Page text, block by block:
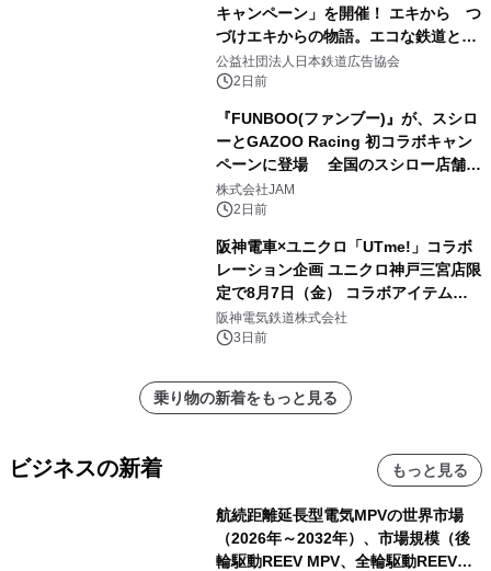
キャンペーン」を開催！ エキから つ
づけエキからの物語。エコな鉄道とと
もに。
公益社団法人日本鉄道広告協会
2日前
『FUNBOO(ファンブー)』が、スシロ
ーとGAZOO Racing 初コラボキャン
ペーンに登場 全国のスシロー店舗で
GR 4車種の FUNBOO(ミニカー)付き
メニューが展開されます
株式会社JAM
2日前
阪神電車×ユニクロ「UTme!」コラボ
レーション企画 ユニクロ神戸三宮店限
定で8月7日（金） コラボアイテムが
発売決定！
阪神電気鉄道株式会社
3日前
乗り物の新着をもっと見る
ビジネスの新着 もっと見る
航続距離延長型電気MPVの世界市場
（2026年～2032年）、市場規模（後
輪駆動REEV MPV、全輪駆動REEV